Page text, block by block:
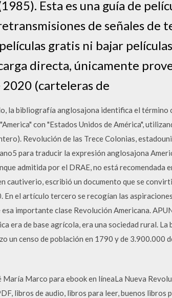
Esta es una guía de
de señales de
gratis ni bajar
directa, únicamente
(carteleras de
la bibliografía anglosajona identifica el término
con "Estados Unidos de América",
Revolución de las Trece Colonias,
para traducir la expresión anglosajona
admitida por el DRAE, no está recomendada
cautiverio, escribió un documento que se
el artículo tercero se recogían las
importante clase Revolución Americana.
era de base agrícola, era una sociedad rural. La
un censo de población en 1790 y de 3.900.000
Marco para ebook en líneaLa Nueva
libros de audio, libros para leer, buenos libros